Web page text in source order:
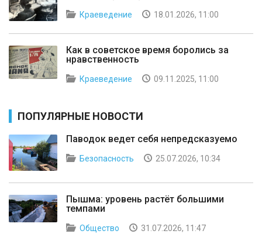
Краеведение 18.01.2026, 11:00
Как в советское время боролись за
нравственность
Краеведение 09.11.2025, 11:00
ПОПУЛЯРНЫЕ НОВОСТИ
Паводок ведет себя непредсказуемо
Безопасность 25.07.2026, 10:34
Пышма: уровень растёт большими
темпами
Общество 31.07.2026, 11:47